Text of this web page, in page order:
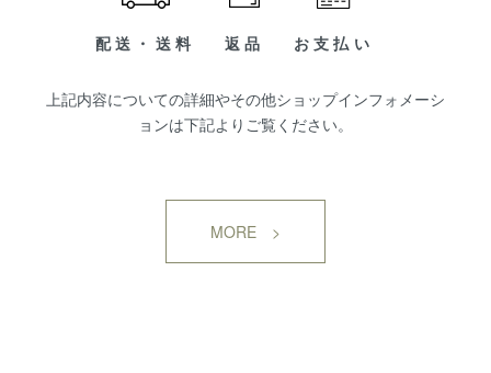
配送・送料 返品 お支払い
上記内容についての詳細やその他ショップインフォメーシ
ョンは下記よりご覧ください。
MORE >